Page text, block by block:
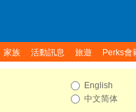
家族 活動訊息 旅遊 Perks會
English
中文简体